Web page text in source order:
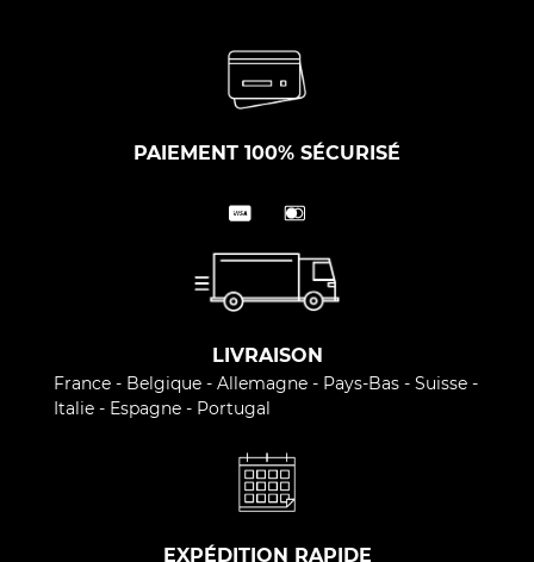
PAIEMENT 100% SÉCURISÉ
LIVRAISON
France - Belgique - Allemagne - Pays-Bas - Suisse -
Italie - Espagne - Portugal
EXPÉDITION RAPIDE